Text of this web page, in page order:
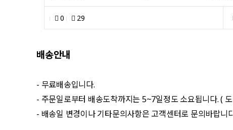
0 29
배송안내
- 무료배송입니다.
- 주문일로부터 배송도착까지는 5~7일정도 소요됩니다. (
- 배송일 변경이나 기타문의사항은 고객센터로 문의바랍니